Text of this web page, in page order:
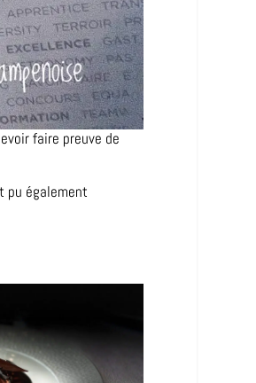
faire preuve de
pu également